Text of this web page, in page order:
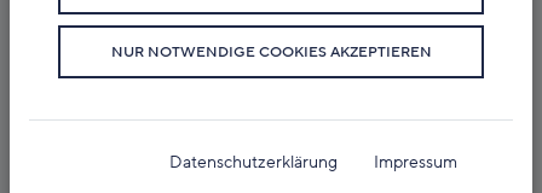
NUR NOTWENDIGE COOKIES AKZEPTIEREN
Datenschutzerklärung Impressum